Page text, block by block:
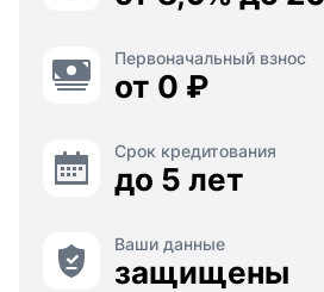
Первоначальный взнос
от 0 ₽
Срок кредитования
до 5 лет
Ваши данные
защищены